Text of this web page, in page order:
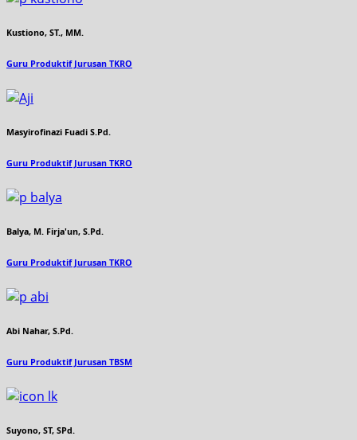
Kustiono, ST., MM.
Guru Produktif Jurusan TKRO
Masyirofinazi Fuadi S.Pd.
Guru Produktif Jurusan TKRO
Balya, M. Firja'un, S.Pd.
Guru Produktif Jurusan TKRO
Abi Nahar, S.Pd.
Guru Produktif Jurusan TBSM
Suyono, ST, SPd.